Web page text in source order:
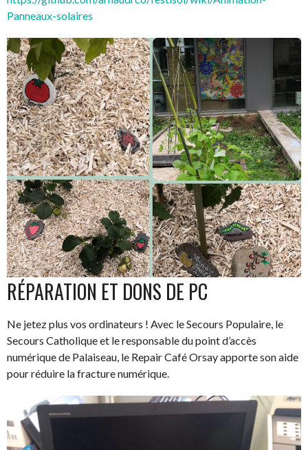
Panneaux-solaires
RÉPARATION ET DONS DE PC
Ne jetez plus vos ordinateurs ! Avec le Secours Populaire, le
Secours Catholique et le responsable du point d’accès
numérique de Palaiseau, le Repair Café Orsay apporte son aide
pour réduire la fracture numérique.